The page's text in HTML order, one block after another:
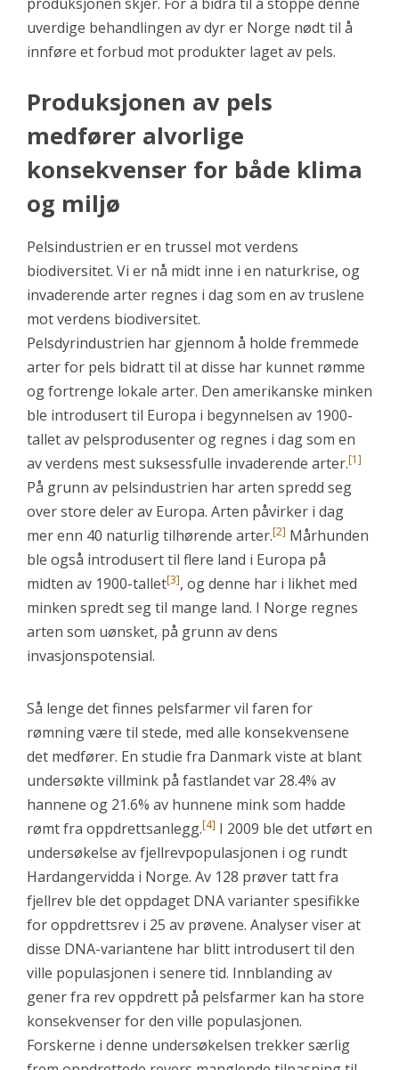
uverdige behandlingen av dyr er Norge nødt til å
innføre et forbud mot produkter laget av pels.
Produksjonen av pels
medfører alvorlige
konsekvenser for både klima
og miljø
Pelsindustrien er en trussel mot verdens
biodiversitet. Vi er nå midt inne i en naturkrise, og
invaderende arter regnes i dag som en av truslene
mot verdens biodiversitet.
Pelsdyrindustrien har gjennom å holde fremmede
arter for pels bidratt til at disse har kunnet rømme
og fortrenge lokale arter. Den amerikanske minken
ble introdusert til Europa i begynnelsen av 1900-
tallet av pelsprodusenter og regnes i dag som en
av verdens mest suksessfulle invaderende arter.[1]
På grunn av pelsindustrien har arten spredd seg
over store deler av Europa. Arten påvirker i dag
mer enn 40 naturlig tilhørende arter.[2] Mårhunden
ble også introdusert til flere land i Europa på
midten av 1900-tallet[3], og denne har i likhet med
minken spredt seg til mange land. I Norge regnes
arten som uønsket, på grunn av dens
invasjonspotensial.
Så lenge det finnes pelsfarmer vil faren for
rømning være til stede, med alle konsekvensene
det medfører. En studie fra Danmark viste at blant
undersøkte villmink på fastlandet var 28.4% av
hannene og 21.6% av hunnene mink som hadde
rømt fra oppdrettsanlegg.[4] I 2009 ble det utført en
undersøkelse av fjellrevpopulasjonen i og rundt
Hardangervidda i Norge. Av 128 prøver tatt fra
fjellrev ble det oppdaget DNA varianter spesifikke
for oppdrettsrev i 25 av prøvene. Analyser viser at
disse DNA-variantene har blitt introdusert til den
ville populasjonen i senere tid. Innblanding av
gener fra rev oppdrett på pelsfarmer kan ha store
konsekvenser for den ville populasjonen.
Forskerne i denne undersøkelsen trekker særlig